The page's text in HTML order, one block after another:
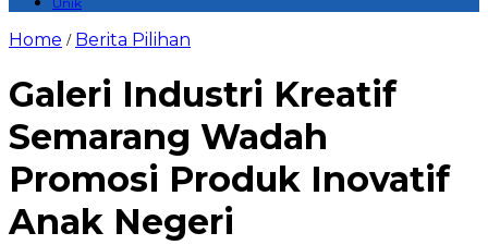
Home / Berita Pilihan
Galeri Industri Kreatif
Semarang Wadah
Promosi Produk Inovatif
Anak Negeri